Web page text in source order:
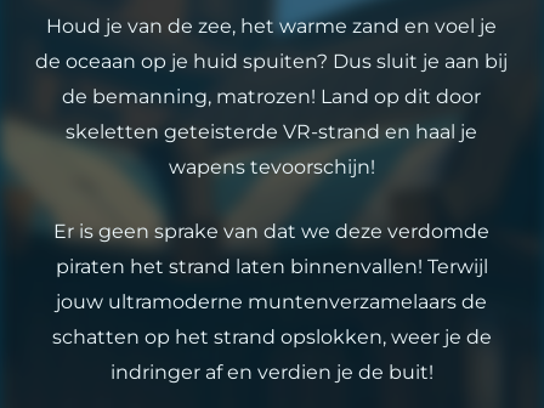
Houd je van de zee, het warme zand en voel je
de oceaan op je huid spuiten? Dus sluit je aan bij
de bemanning, matrozen! Land op dit door
skeletten geteisterde VR-strand en haal je
wapens tevoorschijn!
Er is geen sprake van dat we deze verdomde
piraten het strand laten binnenvallen! Terwijl
jouw ultramoderne muntenverzamelaars de
schatten op het strand opslokken, weer je de
indringer af en verdien je de buit!